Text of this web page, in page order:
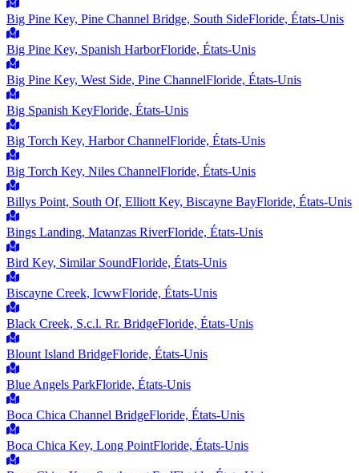
Big Pine Key, Pine Channel Bridge, South SideFloride, États-Unis
Big Pine Key, Spanish HarborFloride, États-Unis
Big Pine Key, West Side, Pine ChannelFloride, États-Unis
Big Spanish KeyFloride, États-Unis
Big Torch Key, Harbor ChannelFloride, États-Unis
Big Torch Key, Niles ChannelFloride, États-Unis
Billys Point, South Of, Elliott Key, Biscayne BayFloride, États-Unis
Bings Landing, Matanzas RiverFloride, États-Unis
Bird Key, Similar SoundFloride, États-Unis
Biscayne Creek, IcwwFloride, États-Unis
Black Creek, S.c.l. Rr. BridgeFloride, États-Unis
Blount Island BridgeFloride, États-Unis
Blue Angels ParkFloride, États-Unis
Boca Chica Channel BridgeFloride, États-Unis
Boca Chica Key, Long PointFloride, États-Unis